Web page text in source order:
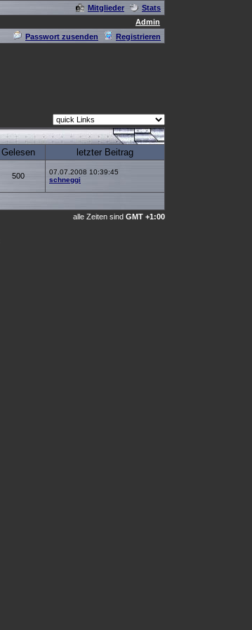
Mitglieder
Stats
Admin
Passwort zusenden Registrieren
Gelesen letzter Beitrag
500
07.07.2008 10:39:45
schneggi
alle Zeiten sind GMT +1:00